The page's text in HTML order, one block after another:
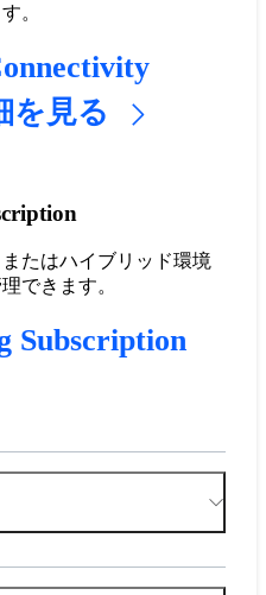
。
を見る
たはハイブリッド環境
できます。
Subscription